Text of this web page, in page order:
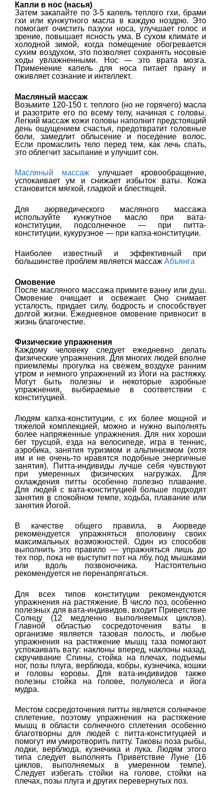
Капли в нос (насья)
Затем закапайте по 3-5 капель теплого гхи, брами
гхи или кунжутного масла в каждую ноздрю. Это
помогает очистить пазухи носа, улучшает голос и
зрение, повышает ясность ума. В сухом климате и
холодной зимой, когда помещение обогревается
сухим воздухом, это позволяет сохранять носовые
ходы увлажненными. Нос — это врата мозга.
Применение капель для носа питает прану и
оживляет сознание и интеллект.
Масляный массаж
Возьмите 120-150 г. теплого (но не горячего) масла
и разотрите его по всему телу, начиная с головы.
Легкий массаж кожи головы наполнит предстоящий
день ощущением счастья, предотвратит головные
боли, замедлит облысение и поседение волос.
Если промаслить тело перед тем, как лечь спать,
это облегчит засыпание и улучшит сон.
Масляный массаж улучшает кровообращение,
успокаивает ум и снижает избыток ваты. Кожа
становится мягкой, гладкой и блестящей.
Для аюрведического масляного массажа
используйте кунжутное масло при вата-
конституции, подсолнечное — при питта-
конституции, кукурузное — при капха-конституции.
Наиболее известный и эффективный при
большинстве проблем является массаж Абъянга
Омовение
После масляного массажа примите ванну или душ.
Омовение очищает и освежает. Оно снимает
усталость, придает силу, бодрость и способствует
долгой жизни. Ежедневное омовение привносит в
жизнь благочестие.
Физические упражнения
Каждому человеку следует ежедневно делать
физические упражнения. Для многих людей вполне
приемлемы прогулка на свежем воздухе ранним
утром и немного упражнений из Йоги на растяжку.
Могут быть полезны и некоторые аэробные
упражнения, выбираемые в соответствии с
конституцией.
Людям капха-конституции, с их более мощной и
тяжелой комплекцией, можно и нужно выполнять
более напряженные упражнения. Для них хороши
бег трусцой, езда на велосипеде, игра в теннис,
аэробика, занятия туризмом и альпинизмом (хотя
им и не очень-то нравятся подобные энергичные
занятия). Питта-индивиды лучше себя чувствуют
при умеренных физических нагрузках. Для
охлаждения питты особенно полезно плавание.
Для людей с вата-конституцией больше подходят
занятия в спокойном темпе, ходьба, плавание или
занятия Йогой.
В качестве общего правила, в Аюрведе
рекомендуется упражняться вполовину своих
максимальных возможностей. Один из способов
выполнить это правило — упражняться лишь до
тех пор, пока не выступит пот на лбу, под мышками
или вдоль позвоночника. Настоятельно
рекомендуется не перенапрягаться.
Для всех типов конституции рекомендуются
упражнения на растяжение. В число поз, особенно
полезных для вата-индивидов, входит Приветствие
Солнцу (12 медленно выполняемых циклов).
Главной областью сосредоточения ваты в
организме является тазовая полость, и любые
упражнения на растяжение мышц таза помогают
успокаивать вату: наклоны вперед, наклоны назад,
скручивание Спины, стойка на плечах, подъемы
ног, позы плуга, верблюда, кобры, кузнечика, кошки
и головы коровы. Для вата-индивидов также
полезны стойка на голове, полуколеса и йога
мудра.
Местом сосредоточения питты является солнечное
сплетение, поэтому упражнения на растяжение
мышц в области солнечного сплетения особенно
благотворны для людей с питта-конституцией и
помогут им умиротворить питту. Таковы поза рыбы,
лодки, верблюда, кузнечика и лука. Людям этого
типа следует выполнять Приветствие Луне (16
циклов, выполняемых в умеренном темпе).
Следует избегать стойки на голове, стойки на
плечах, позы плуга и других перевернутых поз.